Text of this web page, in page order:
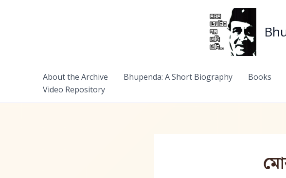
About the Archive Bhupenda: A Short Biography Books
Video Repository